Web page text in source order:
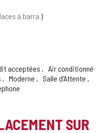
à barra
acceptées
Air conditionné
Moderne
Salle d'Attente
SUR